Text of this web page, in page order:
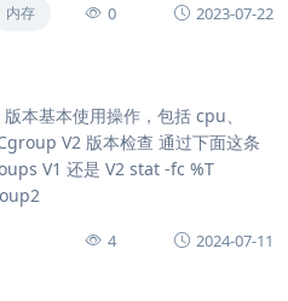
内存 0 2023-07-22
本基本使用操作，包括 cpu、
V2 版本检查 通过下面这条
V1 还是 V2 stat -fc %T
4 2024-07-11